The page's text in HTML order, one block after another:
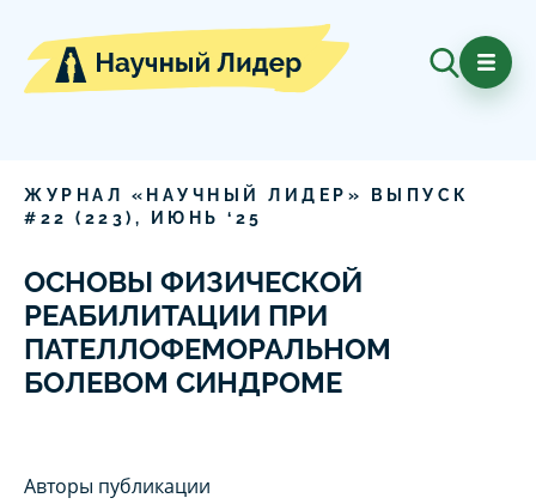
ЖУРНАЛ «НАУЧНЫЙ ЛИДЕР» ВЫПУСК
# 22 ( 223), ИЮНЬ ‘ 25
ОСНОВЫ ФИЗИЧЕСКОЙ
РЕАБИЛИТАЦИИ ПРИ
ПАТЕЛЛОФЕМОРАЛЬНОМ
БОЛЕВОМ СИНДРОМЕ
Авторы публикации